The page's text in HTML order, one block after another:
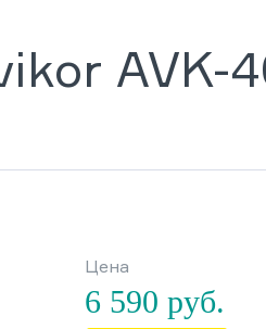
AVK-
Цена
6 590 руб.